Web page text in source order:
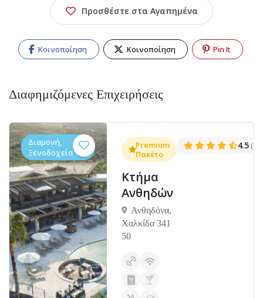
Προσθέστε στα Αγαπημένα
Κοινοποίηση Κοινοποίηση Pin It
Διαφημιζόμενες Επιχειρήσεις
(1381)
Διαμονή,
Ξενοδοχεία
Premium
Πακέτο
Κτήμα
Ανθηδών
Ανθηδόνα,
Χαλκίδα 341
50
4.5